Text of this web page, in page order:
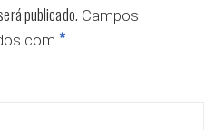
publicado. Campos
com *